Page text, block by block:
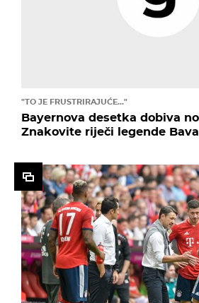
"TO JE FRUSTRIRAJUĆE..."
Bayernova desetka dobiva
Znakovite riječi legende